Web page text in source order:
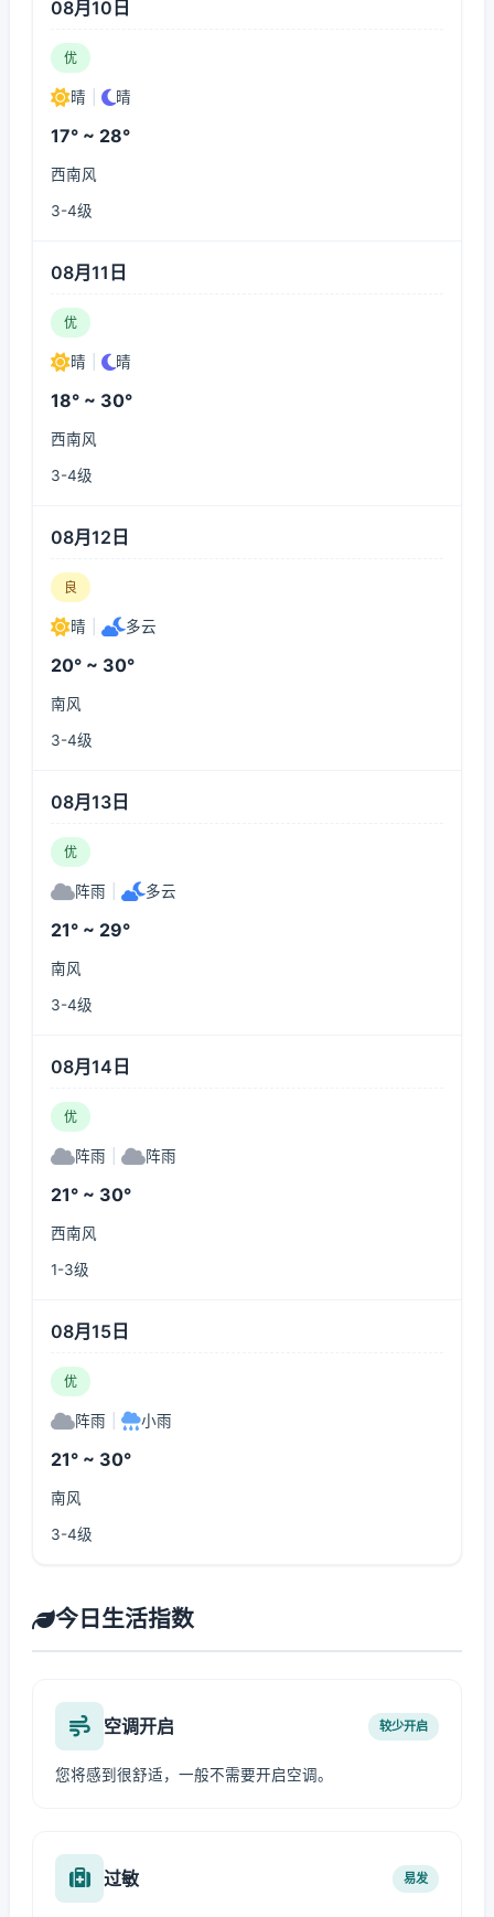
08月10日
优
晴 晴
17° ~ 28°
西南风
3-4级
08月11日
优
晴 晴
18° ~ 30°
西南风
3-4级
08月12日
良
晴 多云
20° ~ 30°
南风
3-4级
08月13日
优
阵雨 多云
21° ~ 29°
南风
3-4级
08月14日
优
阵雨 阵雨
21° ~ 30°
西南风
1-3级
08月15日
优
阵雨 小雨
21° ~ 30°
南风
3-4级
今日生活指数
空调开启 较少开启
您将感到很舒适，一般不需要开启空调。
过敏 易发